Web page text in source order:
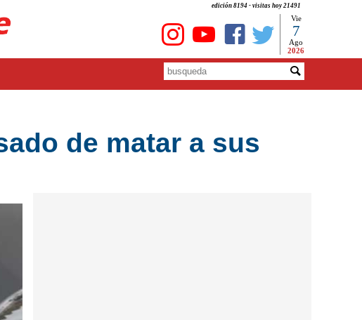
edición 8194 - visitas hoy 21491
Vie
7
Ago
2026
de matar a sus